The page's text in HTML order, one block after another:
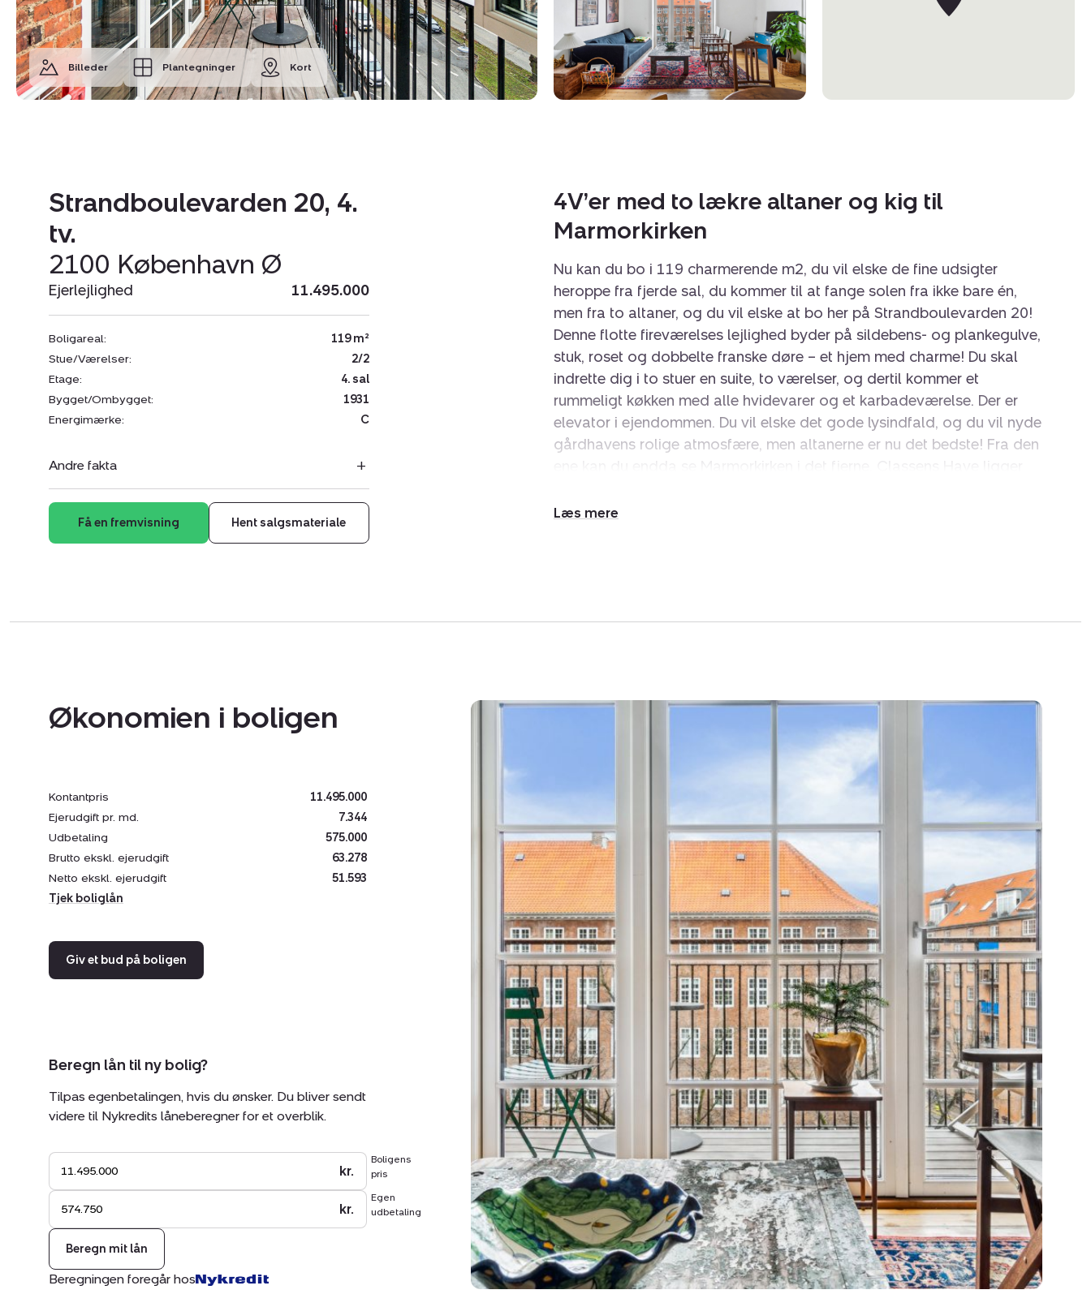
Billeder Plantegninger Kort
Strandboulevarden 20, 4.
tv.
2100 København Ø
Ejerlejlighed 11.495.000
Boligareal:
119 m²
Stue/Værelser:
2/2
Etage:
4. sal
Bygget/Ombygget:
1931
Energimærke:
C
Andre fakta
Få en fremvisning Hent salgsmateriale
4V’er med to lækre altaner og kig til
Marmorkirken
Nu kan du bo i 119 charmerende m2, du vil elske de fine udsigter
heroppe fra fjerde sal, du kommer til at fange solen fra ikke bare én,
men fra to altaner, og du vil elske at bo her på Strandboulevarden 20!
Denne flotte fireværelses lejlighed byder på sildebens- og plankegulve,
stuk, roset og dobbelte franske døre – et hjem med charme! Du skal
indrette dig i to stuer en suite, to værelser, og dertil kommer et
rummeligt køkken med alle hvidevarer og et karbadeværelse. Der er
elevator i ejendommen. Du vil elske det gode lysindfald, og du vil nyde
gårdhavens rolige atmosfære, men altanerne er nu det bedste! Fra den
mens Nordhavn frister med dyp i vandet, lokker Nordre Frihavnsgade
Økonomien i boligen
Kontantpris
11.495.000
Ejerudgift pr. md.
7.344
Udbetaling
575.000
Brutto ekskl. ejerudgift
63.278
Netto ekskl. ejerudgift
51.593
Tjek boliglån
Giv et bud på boligen
Beregn lån til ny bolig?
Tilpas egenbetalingen, hvis du ønsker. Du bliver sendt
videre til Nykredits låneberegner for et overblik.
Boligens
pris
kr.
Egen
udbetaling
kr.
Beregn mit lån
Beregningen foregår hos